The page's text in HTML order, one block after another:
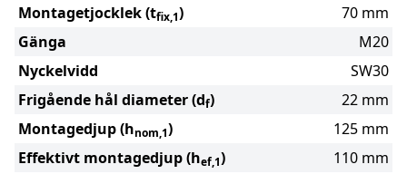
Montagetjocklek (tfix,1)
70 mm
Gänga
M20
Nyckelvidd
SW30
Frigående hål diameter (df)
22 mm
Montagedjup (hnom,1)
125 mm
Effektivt montagedjup (hef,1)
110 mm